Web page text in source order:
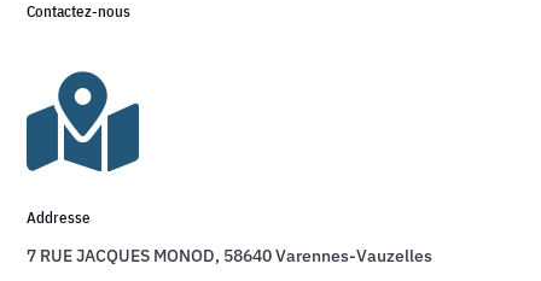
Contactez-nous

Addresse
7 RUE JACQUES MONOD, 58640 Varennes-Vauzelles